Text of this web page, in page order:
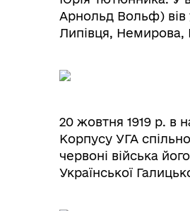
Арнольд Вольф) вів
Липівця, Немирова,
20 жовтня 1919 р. в
Корпусу УГА
червоні війська
Української